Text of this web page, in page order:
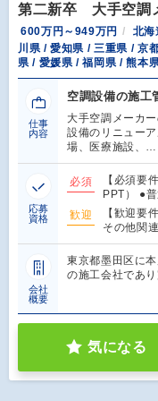
第二新卒 大手空調
600万円～949万円
北海
川県 / 愛知県 / 三重県 / 京
県 / 愛媛県 / 福岡県 / 熊本
仕事
内容
空調設備の施工
大手空調メーカ
設備のリニュー
場、医療施設、…
応募
資格
必須
【必須要
PPT） ●
歓迎
【歓迎要
その他関
会社
概要
東京都墨田区に
の施工会社であ
気になる